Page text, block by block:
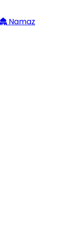
Namaz